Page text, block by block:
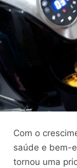
Com o
saúde e bem-
tornou uma